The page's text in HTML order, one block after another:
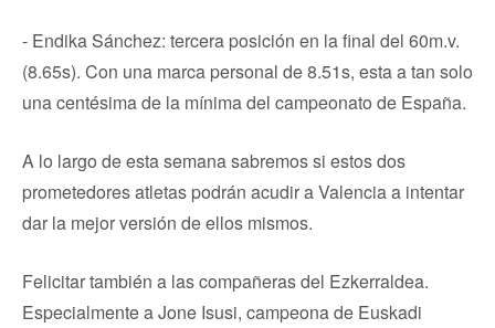
- Endika Sánchez: tercera posición en la final del 60m.v.
(8.65s). Con una marca personal de 8.51s, esta a tan solo
una centésima de la mínima del campeonato de España.
A lo largo de esta semana sabremos si estos dos
prometedores atletas podrán acudir a Valencia a intentar
dar la mejor versión de ellos mismos.
Felicitar también a las compañeras del Ezkerraldea.
Especialmente a Jone Isusi, campeona de Euskadi